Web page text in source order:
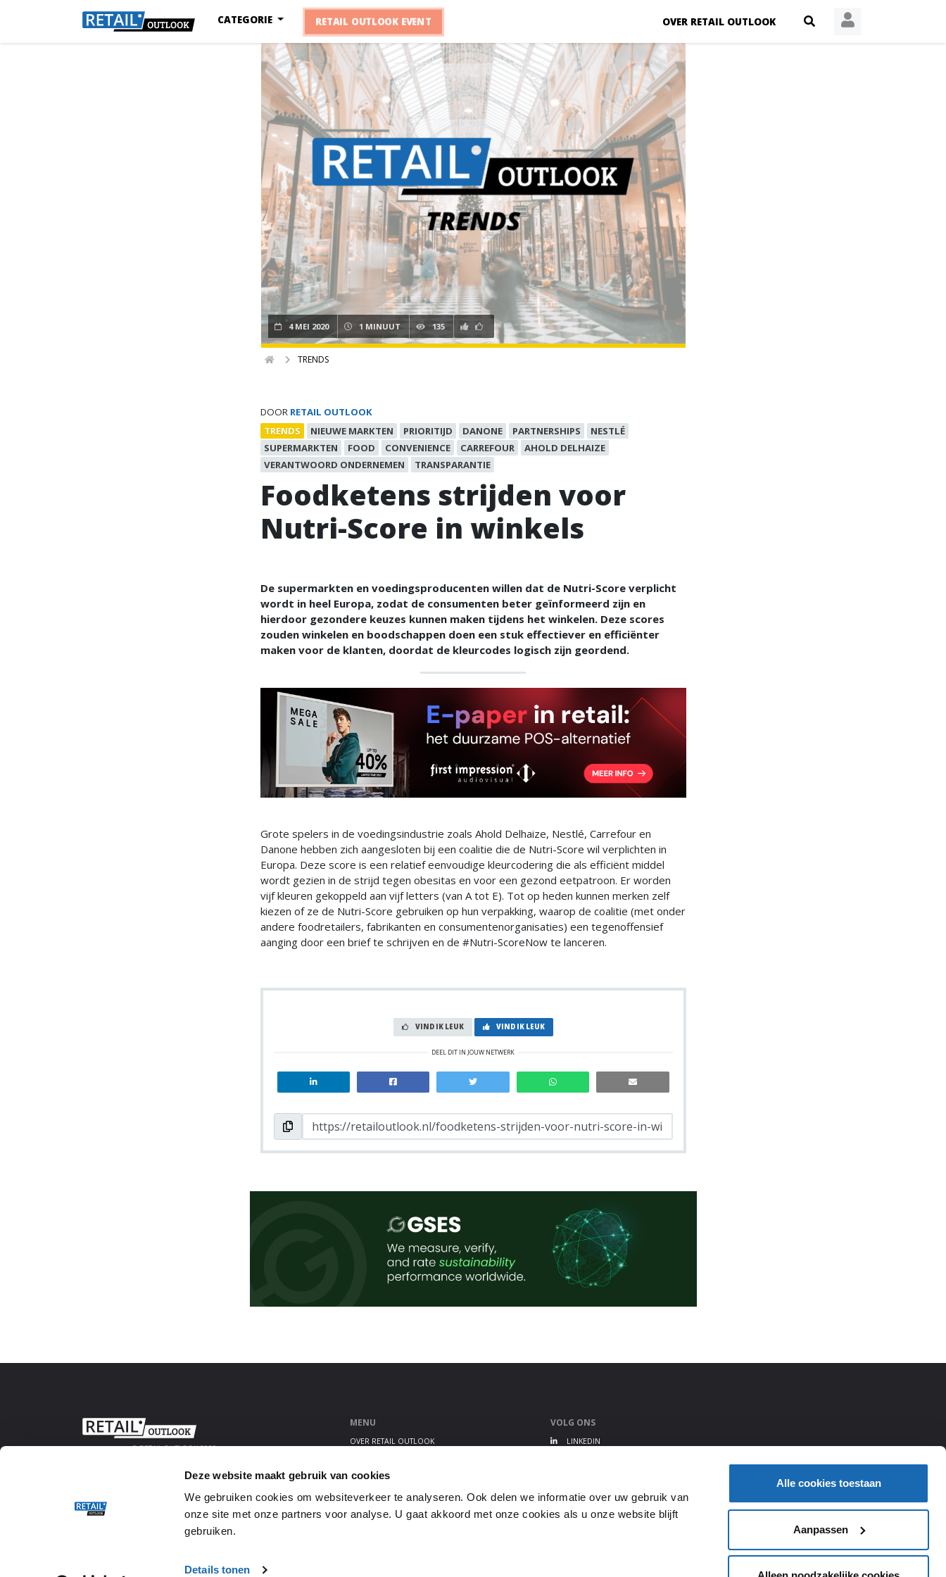
Deze website maakt gebruik van cookies
We gebruiken cookies om websiteverkeer te analyseren. Ook delen we informatie over uw gebruik van
onze site met onze partners voor analyse. U gaat akkoord met onze cookies als u onze website blijft
gebruiken.
Details tonen
Alle cookies toestaan
Aanpassen
OVER RETAIL OUTLOOK
CATEGORIE RETAIL OUTLOOK EVENT
4 MEI 2020 1 MINUUT 135
TRENDS
DOOR RETAIL OUTLOOK
TRENDS
NIEUWE MARKTEN PRIORITIJD DANONE PARTNERSHIPS
NESTLÉ
SUPERMARKTEN
FOOD CONVENIENCE CARREFOUR
AHOLD DELHAIZE
VERANTWOORD ONDERNEMEN
TRANSPARANTIE
Foodketens strijden voor
Nutri-Score in winkels
De supermarkten en voedingsproducenten willen dat de Nutri-Score verplicht
wordt in heel Europa, zodat de consumenten beter geïnformeerd zijn en
hierdoor gezondere keuzes kunnen maken tijdens het winkelen. Deze scores
zouden winkelen en boodschappen doen een stuk effectiever en efficiënter
maken voor de klanten, doordat de kleurcodes logisch zijn geordend.
Grote spelers in de voedingsindustrie zoals Ahold Delhaize, Nestlé, Carrefour en
Danone hebben zich aangesloten bij een coalitie die de Nutri-Score wil verplichten in
Europa. Deze score is een relatief eenvoudige kleurcodering die als efficiënt middel
wordt gezien in de strijd tegen obesitas en voor een gezond eetpatroon. Er worden
vijf kleuren gekoppeld aan vijf letters (van A tot E). Tot op heden kunnen merken zelf
kiezen of ze de Nutri-Score gebruiken op hun verpakking, waarop de coalitie (met onder
andere foodretailers, fabrikanten en consumentenorganisaties) een tegenoffensief
aanging door een brief te schrijven en de #Nutri-ScoreNow te lanceren.
VIND IK LEUK VIND IK LEUK
DEEL DIT IN JOUW NETWERK
© RETAIL OUTLOOK 2020
MENU
OVER RETAIL OUTLOOK
ALGEMENE VOORWAARDEN
GEBRUIKERSVOORWAARDEN
DISCLAIMER
VOLG ONS
LINKEDIN